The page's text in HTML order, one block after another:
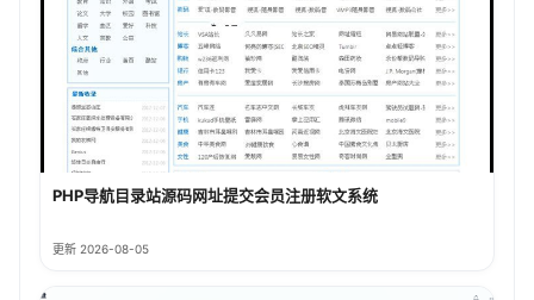
PHP导航目录站源码网址提交会员注册软文系统
更新 2026-08-05